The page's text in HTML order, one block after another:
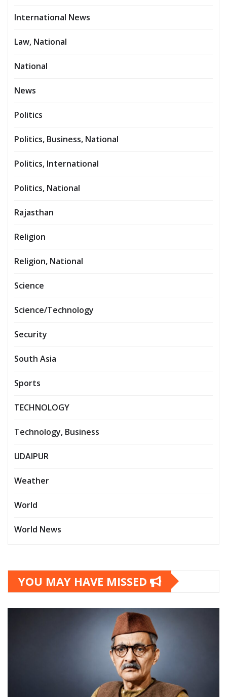
International News
Law, National
National
News
Politics
Politics, Business, National
Politics, International
Politics, National
Rajasthan
Religion
Religion, National
Science
Science/Technology
Security
South Asia
Sports
TECHNOLOGY
Technology, Business
UDAIPUR
Weather
World
World News
YOU MAY HAVE MISSED